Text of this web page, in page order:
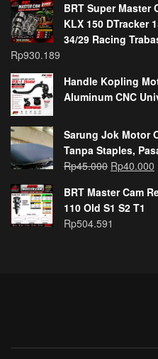
BRT Super Master
KLX 150 DTracker
34/29 Racing
Rp930.189
Handle Kopling
Aluminum CNC
Sarung Jok Motor
Tanpa Staples,
Rp45.000 Rp40.000
BRT Master Cam
110 Old S1 S2 T1
Rp504.591